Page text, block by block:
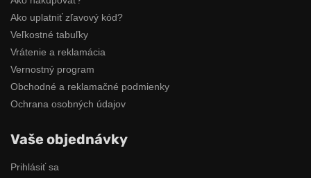
Ako uplatniť zľavový kód?
Veľkostné tabuľky
Vrátenie a reklamácia
Vernostný program
Obchodné a reklamačné podmienky
Ochrana osobných údajov
Vaše objednávky
Prihlásiť sa